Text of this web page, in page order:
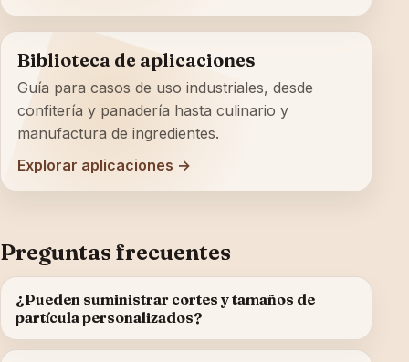
Biblioteca de aplicaciones
Guía para casos de uso industriales, desde
confitería y panadería hasta culinario y
manufactura de ingredientes.
Explorar aplicaciones →
Preguntas frecuentes
¿Pueden suministrar cortes y tamaños de
partícula personalizados?